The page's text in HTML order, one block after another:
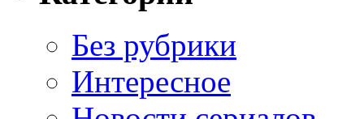
Без рубрики
Интересное